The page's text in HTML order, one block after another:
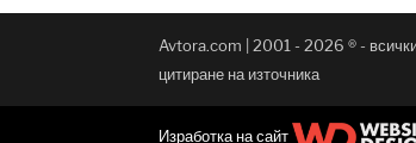
Avtora.com | 2001 - 2026 ® -
цитиране на източника
Изработка на сайт